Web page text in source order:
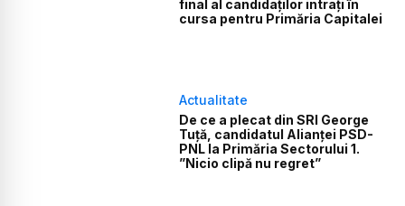
final al candidaților intrați în
cursa pentru Primăria Capitalei
Actualitate
De ce a plecat din SRI George
Tuță, candidatul Alianței PSD-
PNL la Primăria Sectorului 1.
”Nicio clipă nu regret”